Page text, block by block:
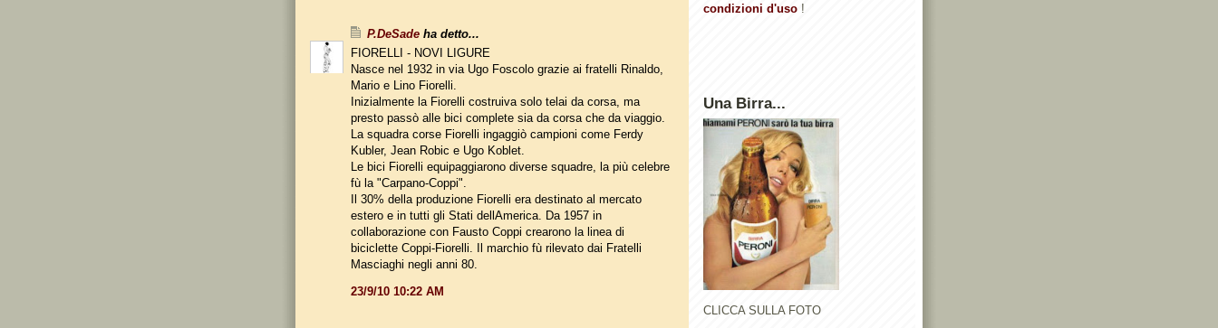
P.DeSade ha detto...
FIORELLI - NOVI LIGURE
Nasce nel 1932 in via Ugo Foscolo grazie ai fratelli Rinaldo,
Mario e Lino Fiorelli.
Inizialmente la Fiorelli costruiva solo telai da corsa, ma
presto passò alle bici complete sia da corsa che da viaggio.
La squadra corse Fiorelli ingaggiò campioni come Ferdy
Kubler, Jean Robic e Ugo Koblet.
Le bici Fiorelli equipaggiarono diverse squadre, la più celebre
fù la "Carpano-Coppi".
Il 30% della produzione Fiorelli era destinato al mercato
estero e in tutti gli Stati dellAmerica. Da 1957 in
collaborazione con Fausto Coppi crearono la linea di
biciclette Coppi-Fiorelli. Il marchio fù rilevato dai Fratelli
Masciaghi negli anni 80.
23/9/10 10:22 AM
condizioni d'uso !
Una Birra...
CLICCA SULLA FOTO